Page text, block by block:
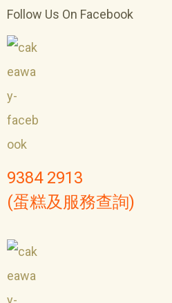
Follow Us On Facebook
9384 2913
(蛋糕及服務查詢)